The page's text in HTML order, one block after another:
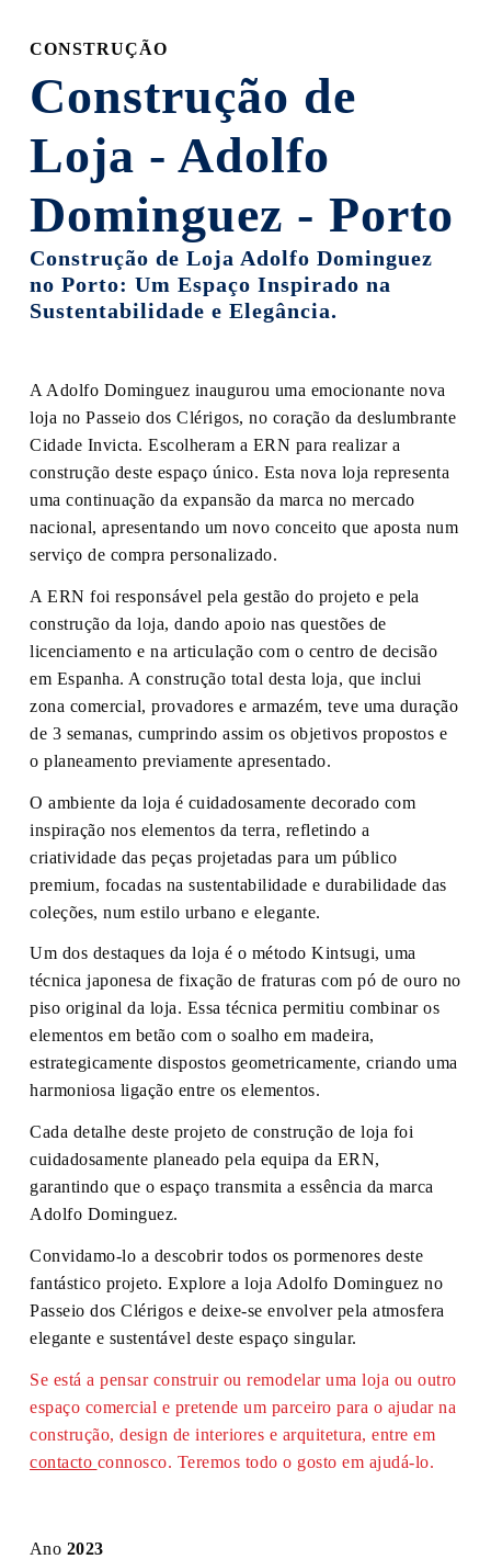
CONSTRUÇÃO
Construção de
Loja - Adolfo
Dominguez - Porto
Construção de Loja Adolfo Dominguez
no Porto: Um Espaço Inspirado na
Sustentabilidade e Elegância.
A Adolfo Dominguez inaugurou uma emocionante nova
loja no Passeio dos Clérigos, no coração da deslumbrante
Cidade Invicta. Escolheram a ERN para realizar a
construção deste espaço único. Esta nova loja representa
uma continuação da expansão da marca no mercado
nacional, apresentando um novo conceito que aposta num
serviço de compra personalizado.
A ERN foi responsável pela gestão do projeto e pela
construção da loja, dando apoio nas questões de
licenciamento e na articulação com o centro de decisão
em Espanha. A construção total desta loja, que inclui
zona comercial, provadores e armazém, teve uma duração
de 3 semanas, cumprindo assim os objetivos propostos e
o planeamento previamente apresentado.
O ambiente da loja é cuidadosamente decorado com
inspiração nos elementos da terra, refletindo a
criatividade das peças projetadas para um público
premium, focadas na sustentabilidade e durabilidade das
coleções, num estilo urbano e elegante.
Um dos destaques da loja é o método Kintsugi, uma
técnica japonesa de fixação de fraturas com pó de ouro no
piso original da loja. Essa técnica permitiu combinar os
elementos em betão com o soalho em madeira,
estrategicamente dispostos geometricamente, criando uma
harmoniosa ligação entre os elementos.
Cada detalhe deste projeto de construção de loja foi
cuidadosamente planeado pela equipa da ERN,
garantindo que o espaço transmita a essência da marca
Adolfo Dominguez.
Convidamo-lo a descobrir todos os pormenores deste
fantástico projeto. Explore a loja Adolfo Dominguez no
Passeio dos Clérigos e deixe-se envolver pela atmosfera
elegante e sustentável deste espaço singular.
Se está a pensar construir ou remodelar uma loja ou outro
espaço comercial e pretende um parceiro para o ajudar na
construção, design de interiores e arquitetura, entre em
contacto connosco. Teremos todo o gosto em ajudá-lo.
Ano 2023